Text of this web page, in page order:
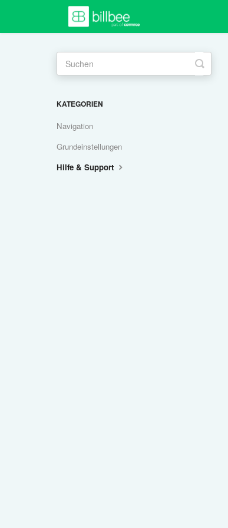
Toggle
Search
KATEGORIEN
Navigation
Grundeinstellungen
Hilfe & Support